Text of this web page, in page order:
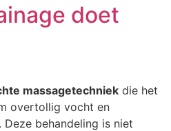
doet
massagetechniek die het
overtollig vocht en
behandeling is niet